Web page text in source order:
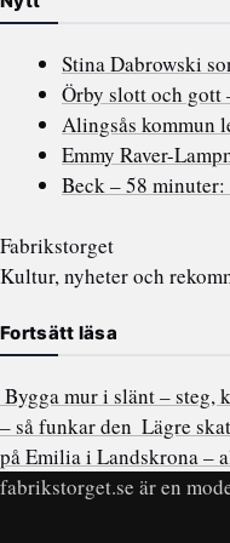
Stina Dabrowski
Örby slott och gott
Alingsås kommun
Emmy Raver-
Beck – 58
Fabrikstorget
Kultur, nyheter och
Fortsätt läsa
Bygga mur i slänt – steg,
– så funkar den Lägre
på Emilia i Landskrona –
fabrikstorget.se är en